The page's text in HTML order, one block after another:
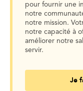
pour fournir une
notre
notre mission.
notre capacité à
améliorer notre
servir.
Je